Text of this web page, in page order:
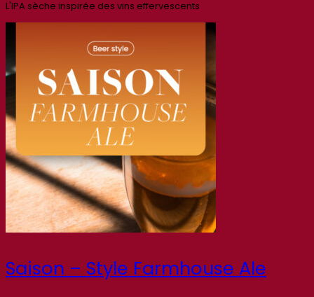
L'IPA sèche inspirée des vins effervescents
Saison – Style Farmhouse Ale